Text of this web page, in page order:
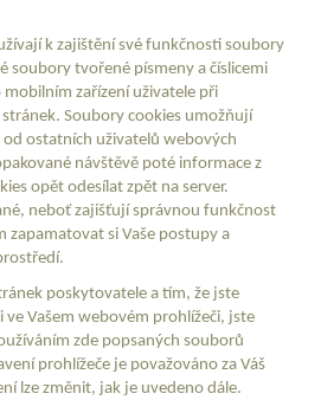
k zajištění své funkčnosti soubory
soubory tvořené písmeny a číslicemi
zařízení uživatele při
Soubory cookies umožňují
ostatních uživatelů webových
návštěvě poté informace z
opět odesílat zpět na server.
neboť zajišťují správnou funkčnost
zapamatovat si Vaše postupy a
poskytovatele a tím, že jste
ve Vašem webovém prohlížeči, jste
zde popsaných souborů
prohlížeče je považováno za Váš
lze změnit, jak je uvedeno dále.